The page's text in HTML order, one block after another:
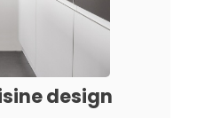
design